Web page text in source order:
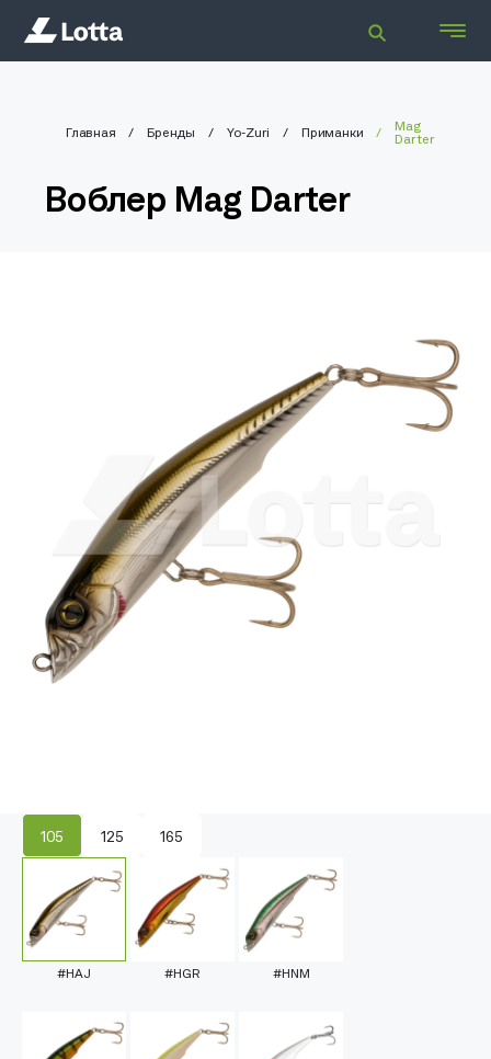
Главная Бренды Yo-Zuri Приманки
Mag
Darter
Воблер Mag Darter
105 125 165
#HAJ #HGR #HNM